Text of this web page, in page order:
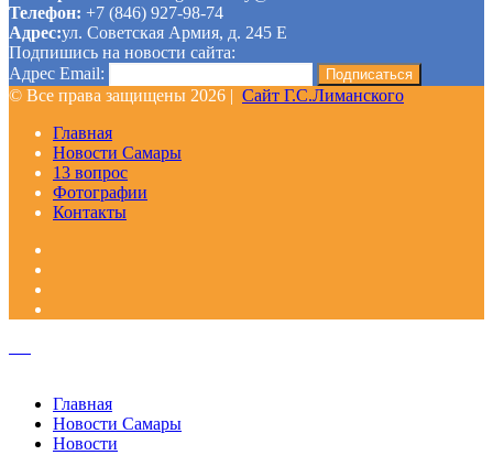
Электронная почта:gslimansky@mail.ru
Телефон: +7 (846) 927-98-74
Адрес:ул. Советская Армия, д. 245 Е
Подпишись на новости сайта:
Адрес Email:
Главная
Новости Самары
13 вопрос
Фотографии
«Наверх»
ЗакрытьГлавная
Новости Самары